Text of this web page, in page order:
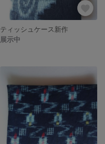
ティッシュケース新作
展示中